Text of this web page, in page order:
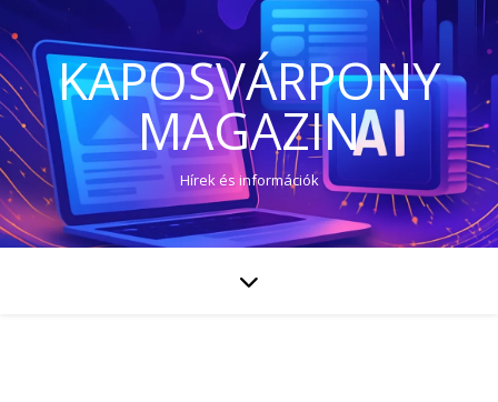
KAPOSVÁRPONY
MAGAZIN
Hírek és információk